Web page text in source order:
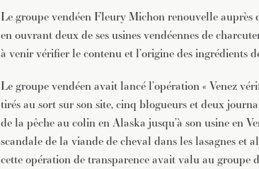
Le groupe vendéen Fleury Michon renouvelle auprès
en ouvrant deux de ses usines vendéennes de
à venir vérifier le contenu et l’origine des ingrédients
Le groupe vendéen avait lancé l’opération « Venez
tirés au sort sur son site, cinq blogueurs et deux
de la pêche au colin en Alaska jusqu’à son usine en
scandale de la viande de cheval dans les lasagnes et
cette opération de transparence avait valu au groupe